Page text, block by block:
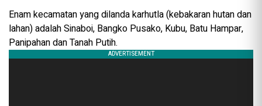
Enam kecamatan yang dilanda karhutla (kebakaran hutan dan
lahan) adalah Sinaboi, Bangko Pusako, Kubu, Batu Hampar,
Panipahan dan Tanah Putih.